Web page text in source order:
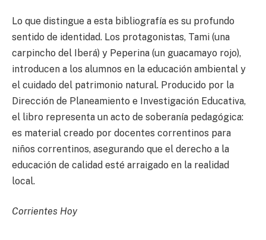
Lo que distingue a esta bibliografía es su profundo
sentido de identidad. Los protagonistas, Tami (una
carpincho del Iberá) y Peperina (un guacamayo rojo),
introducen a los alumnos en la educación ambiental y
el cuidado del patrimonio natural. Producido por la
Dirección de Planeamiento e Investigación Educativa,
el libro representa un acto de soberanía pedagógica:
es material creado por docentes correntinos para
niños correntinos, asegurando que el derecho a la
educación de calidad esté arraigado en la realidad
local.
Corrientes Hoy